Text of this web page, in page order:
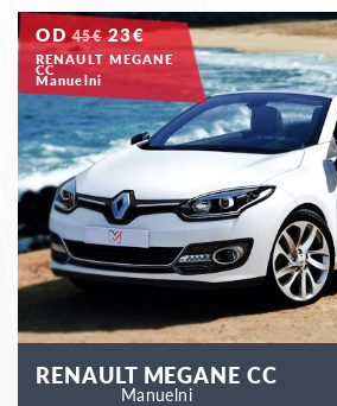
OD45€23€
RENAULT MEGANE
CC
Manuelni
RENAULT MEGANE CC
Manuelni